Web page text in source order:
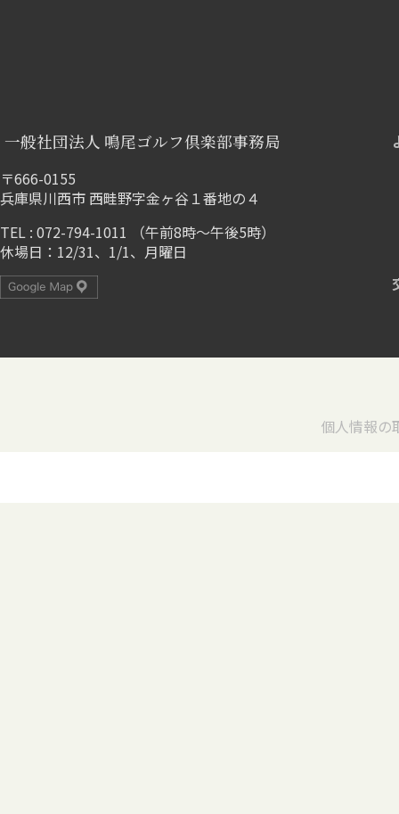
一般社団法人 鳴尾ゴルフ倶楽部事務局
〒666-0155
兵庫県川西市 西畦野字金ヶ谷１番地の４
TEL : 072-794-1011 （午前8時～午後5時）
休場日：12/31、1/1、月曜日
個人情報の